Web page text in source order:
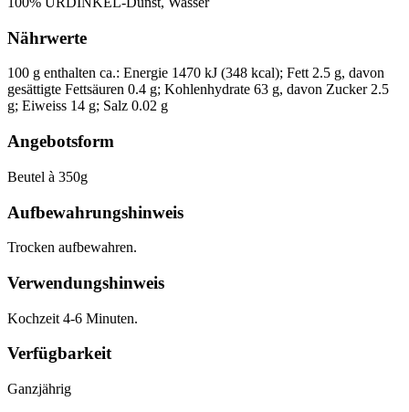
Nährwerte
100 g enthalten ca.: Energie 1470 kJ (348 kcal); Fett 2.5 g, davon
gesättigte Fettsäuren 0.4 g; Kohlenhydrate 63 g, davon Zucker 2.5
g; Eiweiss 14 g; Salz 0.02 g
Angebotsform
Beutel à 350g
Aufbewahrungshinweis
Trocken aufbewahren.
Verwendungshinweis
Kochzeit 4-6 Minuten.
Verfügbarkeit
Ganzjährig